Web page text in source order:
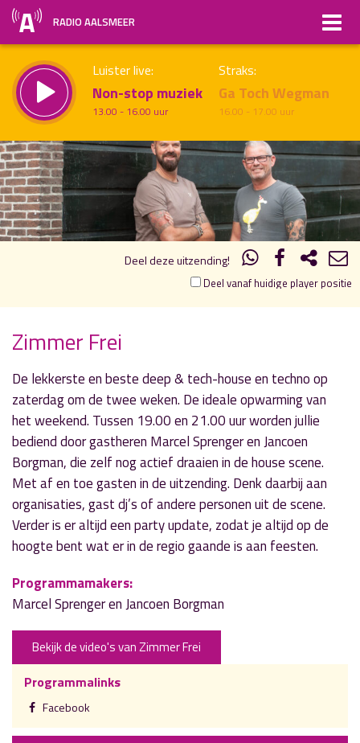
RADIO AALSMEER
Luister live:
Non-stop muziek
13.00 - 16.00 uur
Straks:
Ga Toch Wegman
16.00 - 17.00 uur
19.00
Vorig uur uur 1 van 2 Volgend uur
Inklappen
Deel deze uitzending!
Deel vanaf huidige player positie
Zimmer Frei
De lekkerste en beste deep & tech-house en techno op
zaterdag om de twee weken. De ideale opwarming van
het weekend. Tussen 19.00 en 21.00 uur worden jullie
bediend door gastheren Marcel Sprenger en Jancoen
Borgman, die zelf nog actief draaien in de house scene.
Met af en toe gasten in de uitzending. Denk daarbij aan
organisaties, gast dj’s of andere personen uit de scene.
Verder is er altijd een party update, zodat je altijd op de
hoogte bent wat er in de regio gaande is aan feesten.
Programmamakers:
Marcel Sprenger en Jancoen Borgman
Bekijk de video's van Zimmer Frei
Programmalinks
Facebook